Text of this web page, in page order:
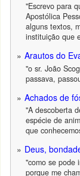
"Escrevo para
Apostólica
alguns textos,
instituição que
Arautos do
"o sr. João
passava,
Achados de
"A descoberta
espécie de
que
Deus,
"como se pode
porque me